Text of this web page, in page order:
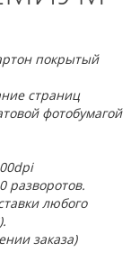
покрытый
страниц
фотобумагой
разворотов.
любого
заказа)